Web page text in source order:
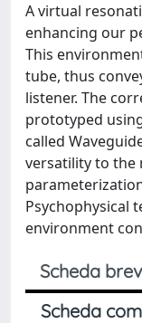
A virtual
enhancing our
This
tube, thus
listener. The
prototyped
called
versatility to the
Psychophysical
environment
Scheda
Scheda